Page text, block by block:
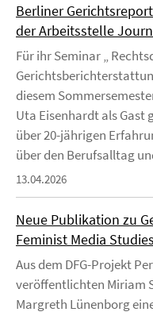
Berliner
der Arbeitsstelle
Für ihr Seminar „
diesem
Uta Eisenhardt als Gast
über 20-jährigen
über den Berufsalltag
13.04.2026
Neue Publikation zu
Feminist Media
Aus dem DFG-Projekt
veröffentlichten Miriam
Margreth Lünenborg